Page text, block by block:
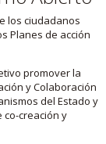
los ciudadanos
Planes de acción
promover la
y Colaboración
del Estado y
co-creación y